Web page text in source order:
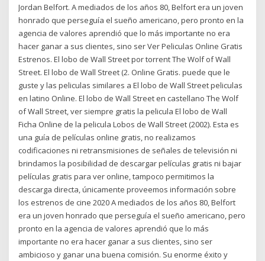
Jordan Belfort. A mediados de los años 80, Belfort era un joven
honrado que perseguía el sueño americano, pero pronto en la
agencia de valores aprendió que lo más importante no era
hacer ganar a sus clientes, sino ser Ver Peliculas Online Gratis
Estrenos. El lobo de Wall Street por torrent The Wolf of Wall
Street. El lobo de Wall Street (2. Online Gratis. puede que le
guste y las peliculas similares a El lobo de Wall Street peliculas
en latino Online. El lobo de Wall Street en castellano The Wolf
of Wall Street, ver siempre gratis la pelicula El lobo de Wall
Ficha Online de la pelicula Lobos de Wall Street (2002). Esta es
una guía de películas online gratis, no realizamos
codificaciones ni retransmisiones de señales de televisión ni
brindamos la posibilidad de descargar películas gratis ni bajar
películas gratis para ver online, tampoco permitimos la
descarga directa, únicamente proveemos información sobre
los estrenos de cine 2020 A mediados de los años 80, Belfort
era un joven honrado que perseguía el sueño americano, pero
pronto en la agencia de valores aprendió que lo más
importante no era hacer ganar a sus clientes, sino ser
ambicioso y ganar una buena comisión. Su enorme éxito y